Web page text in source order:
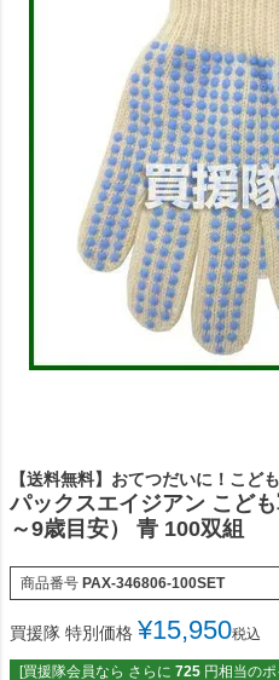
【送料無料】おてつだいに！こど
パックスエイジアン こど
～9歳目安） 青 100双組
商品番号 PAX-346806-100SET
買援隊 特別価格 ¥15,950税込
[買援隊会員なら さらに 725 円相当の